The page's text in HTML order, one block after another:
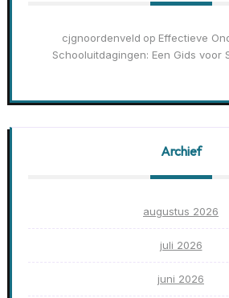
cjgnoordenveld op Effectieve
Schooluitdagingen: Een Gids voor
Archief
augustus 2026
juli 2026
juni 2026